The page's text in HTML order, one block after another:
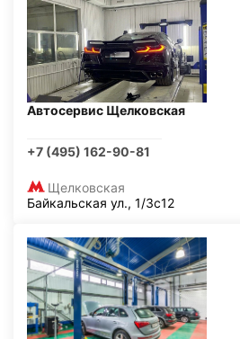
Автосервис Щелковская
+7 (495) 162-90-81
Щелковская
Байкальская ул., 1/3с12